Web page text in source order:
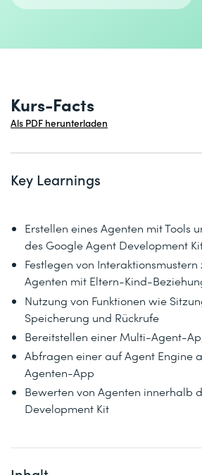
Kurs-Facts
Als PDF herunterladen
Key Learnings
Erstellen eines Agenten mit Tools
des Google Agent Development
Festlegen von
Agenten mit Eltern-Kind-
Nutzung von Funktionen wie
Speicherung und Rückrufe
Bereitstellen einer Multi-Agent-
Abfragen einer auf Agent Engine
Agenten-App
Bewerten von Agenten innerhalb
Development Kit